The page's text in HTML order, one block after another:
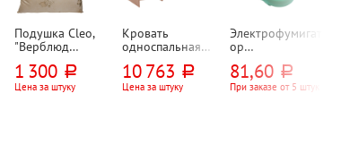
Подушка Cleo,
"Верблюд
70см*50см,
верблюжий
1 300 руб.
Цена за штуку
Кровать
односпальная
700мм, ясень
шимо светлый
10 763 руб.
Цена за штуку
Электрофумигат
ор
поворотная
вилка
81,60 руб.
При заказе от 5 штук